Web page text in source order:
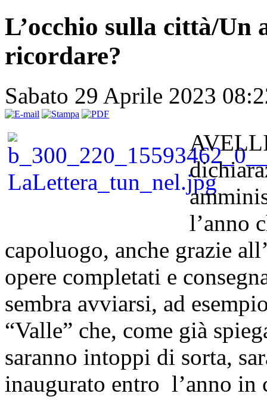
L’occhio sulla città/Un
ricordare?
Sabato 29 Aprile 2023
l’anno
capoluogo, anche grazie
opere completati e
sembra avviarsi, ad
“Valle” che, come già
saranno intoppi di sorta,
inaugurato entro l’anno in